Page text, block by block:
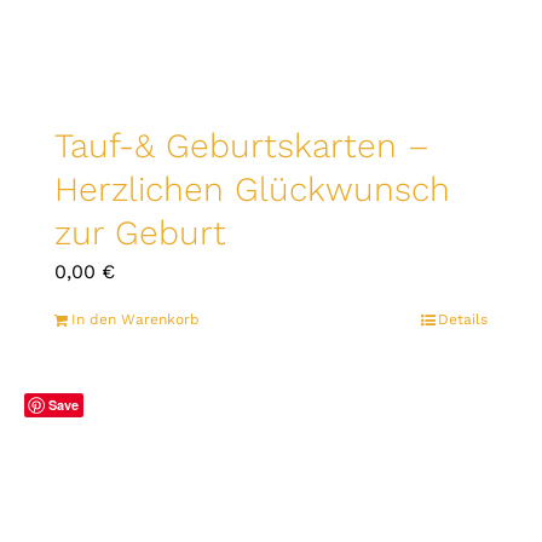
Tauf-& Geburtskarten –
Herzlichen Glückwunsch
zur Geburt
0,00 €
In den Warenkorb Details
Save